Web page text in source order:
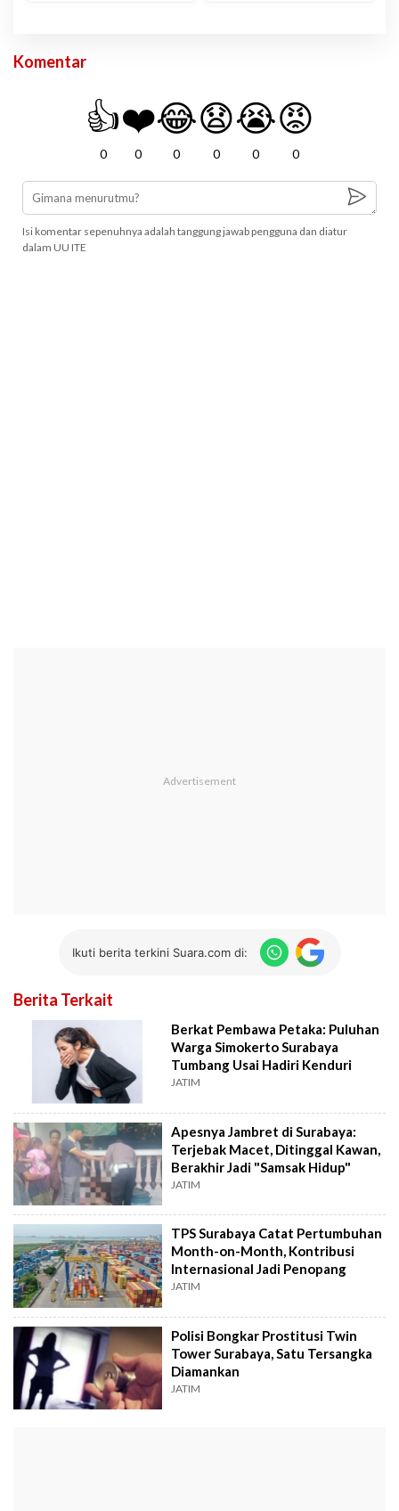
Komentar
👍
0
❤️
0
😂
0
😧
0
😭
0
😡
0
Isi komentar sepenuhnya adalah tanggung jawab pengguna dan diatur
dalam UU ITE
Ikuti berita terkini Suara.com di:
Berita Terkait
Berkat Pembawa Petaka: Puluhan
Warga Simokerto Surabaya
Tumbang Usai Hadiri Kenduri
JATIM
Apesnya Jambret di Surabaya:
Terjebak Macet, Ditinggal Kawan,
Berakhir Jadi "Samsak Hidup"
JATIM
TPS Surabaya Catat Pertumbuhan
Month-on-Month, Kontribusi
Internasional Jadi Penopang
JATIM
Polisi Bongkar Prostitusi Twin
Tower Surabaya, Satu Tersangka
Diamankan
JATIM